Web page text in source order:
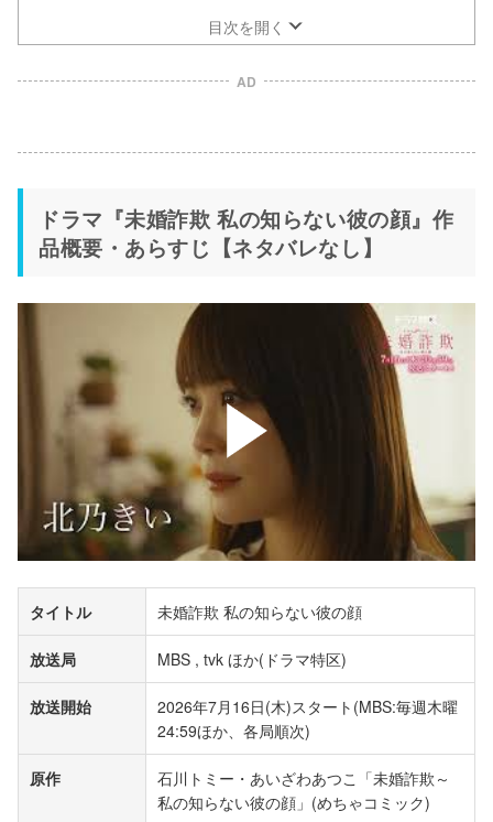
目次を開く
AD
ドラマ『未婚詐欺 私の知らない彼の顔』作
品概要・あらすじ【ネタバレなし】
タイトル 未婚詐欺 私の知らない彼の顔
放送局 MBS , tvk ほか(ドラマ特区)
放送開始
2026年7月16日(木)スタート(MBS:毎週木曜
24:59ほか、各局順次)
原作
石川トミー・あいざわあつこ「未婚詐欺～
私の知らない彼の顔」(めちゃコミック)